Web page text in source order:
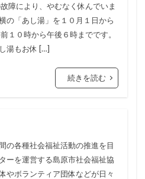
障により、やむなく休んでいま
の「あし湯」を１０月１日から
１０時から午後６時までです。
湯もお休 […]
続きを読む
の各種社会福祉活動の推進を目
ーを運営する島原市社会福祉協
やボランティア団体などが日々